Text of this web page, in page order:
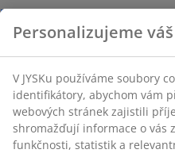
100% bavlněný velur. 320
Skladová položka: 2340902
Personalizujeme
V JYSKu používáme soubory
identifikátory, abychom vám
webových stránek zajistili
shromažďují informace o vás
funkčnosti, statistik a